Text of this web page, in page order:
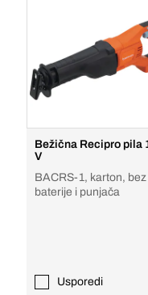
Bežična Recipro pila
V
BACRS-1, karton, bez
baterije i punjača
Usporedi